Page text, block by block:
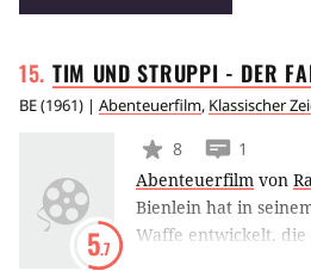
TIM UND STRUPPI - DER
BE(1961) | Abenteuerfilm, Klassischer
5.7
8
1
Abenteuerfilm von
Bienlein hat in
Waffe entwickelt, die